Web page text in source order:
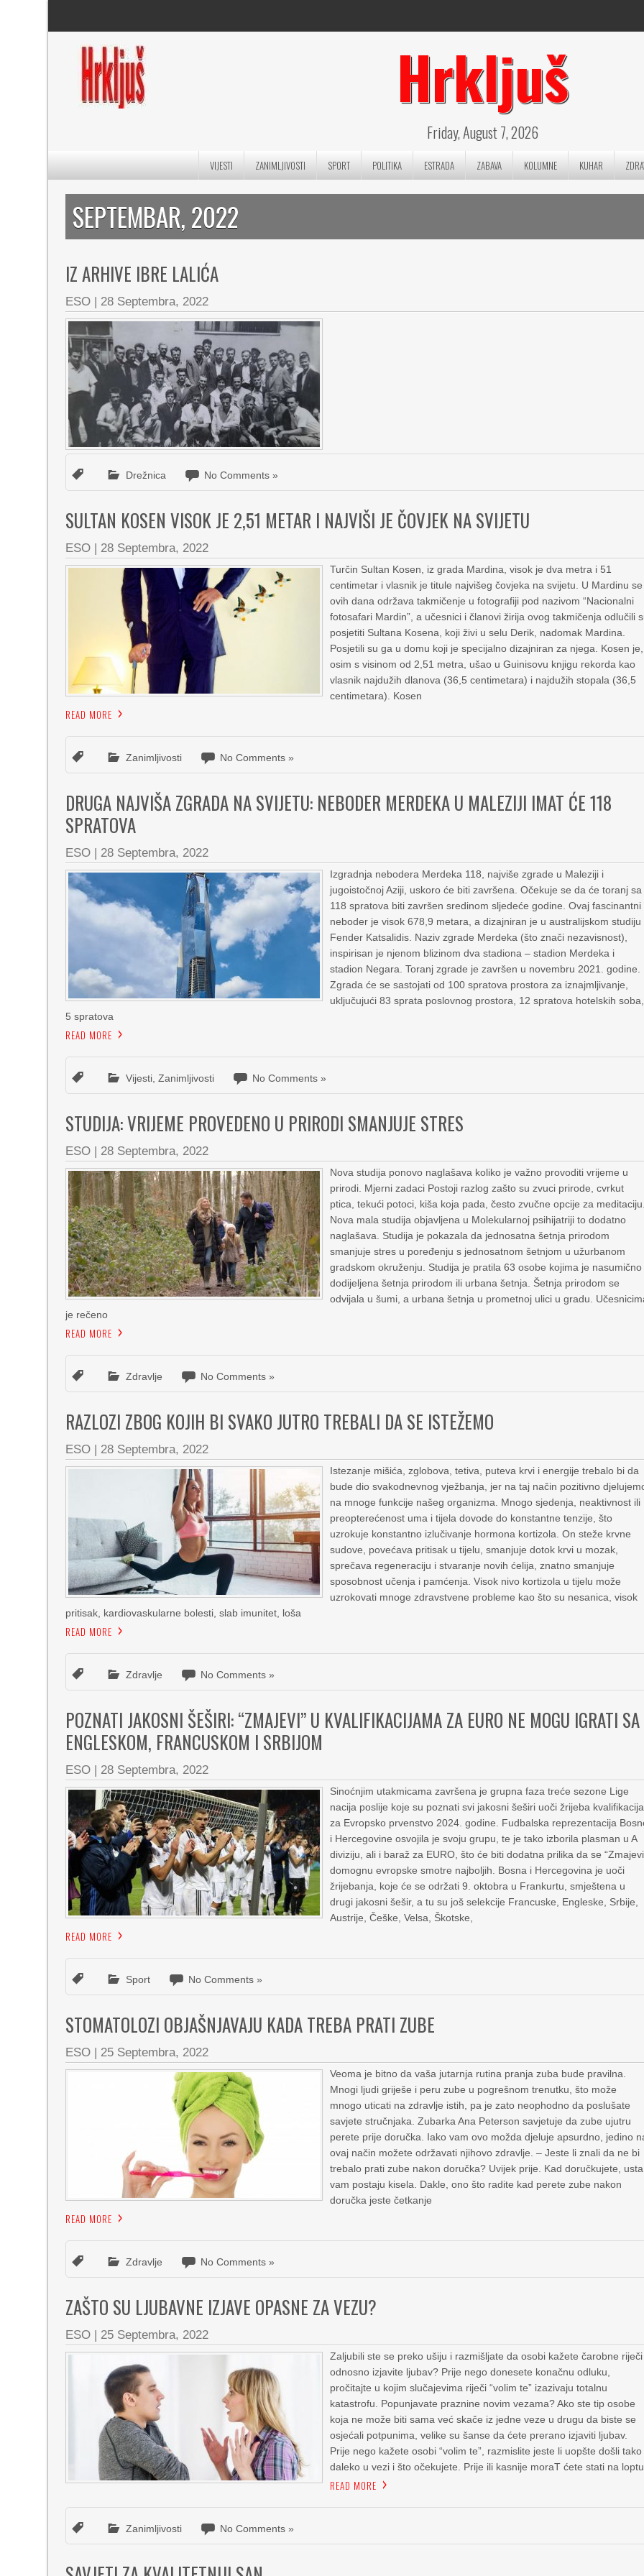
Hrkljuš
Friday, August 7, 2026
VIJESTI ZANIMLJIVOSTI SPORT POLITIKA ESTRADA ZABAVA KOLUMNE KUHAR
SEPTEMBAR, 2022
IZ ARHIVE IBRE LALIĆA
ESO | 28 Septembra, 2022
Drežnica No Comments »
SULTAN KOSEN VISOK JE 2,51 METAR I NAJVIŠI JE ČOVJEK NA SVIJETU
ESO | 28 Septembra, 2022
Turčin Sultan Kosen, iz grada Mardina, visok je dva metra i 51
centimetar i vlasnik je titule najvišeg čovjeka na svijetu. U Mardinu se
ovih dana održava takmičenje u fotografiji pod nazivom “Nacionalni
fotosafari Mardin”, a učesnici i članovi žirija ovog takmičenja odlučili
posjetiti Sultana Kosena, koji živi u selu Derik, nadomak Mardina.
Posjetili su ga u domu koji je specijalno dizajniran za njega. Kosen je,
osim s visinom od 2,51 metra, ušao u Guinisovu knjigu rekorda kao
vlasnik najdužih dlanova (36,5 centimetara) i najdužih stopala (36,5
centimetara). Kosen
READ MORE
Zanimljivosti No Comments »
DRUGA NAJVIŠA ZGRADA NA SVIJETU: NEBODER MERDEKA U MALEZIJI IMAT ĆE 118
SPRATOVA
ESO | 28 Septembra, 2022
Izgradnja nebodera Merdeka 118, najviše zgrade u Maleziji i
jugoistočnoj Aziji, uskoro će biti završena. Očekuje se da će toranj sa
118 spratova biti završen sredinom sljedeće godine. Ovaj fascinantni
neboder je visok 678,9 metara, a dizajniran je u australijskom studiju
Fender Katsalidis. Naziv zgrade Merdeka (što znači nezavisnost),
inspirisan je njenom blizinom dva stadiona – stadion Merdeka i
stadion Negara. Toranj zgrade je završen u novembru 2021. godine.
Zgrada će se sastojati od 100 spratova prostora za iznajmljivanje,
uključujući 83 sprata poslovnog prostora, 12 spratova hotelskih soba,
5 spratova
READ MORE
Vijesti ,Zanimljivosti No Comments »
STUDIJA: VRIJEME PROVEDENO U PRIRODI SMANJUJE STRES
ESO | 28 Septembra, 2022
Nova studija ponovo naglašava koliko je važno provoditi vrijeme u
prirodi. Mjerni zadaci Postoji razlog zašto su zvuci prirode, cvrkut
ptica, tekući potoci, kiša koja pada, često zvučne opcije za
Nova mala studija objavljena u Molekularnoj psihijatriji to dodatno
naglašava. Studija je pokazala da jednosatna šetnja prirodom
smanjuje stres u poređenju s jednosatnom šetnjom u užurbanom
gradskom okruženju. Studija je pratila 63 osobe kojima je nasumično
dodijeljena šetnja prirodom ili urbana šetnja. Šetnja prirodom se
odvijala u šumi, a urbana šetnja u prometnoj ulici u gradu.
je rečeno
READ MORE
Zdravlje No Comments »
RAZLOZI ZBOG KOJIH BI SVAKO JUTRO TREBALI DA SE ISTEŽEMO
ESO | 28 Septembra, 2022
Istezanje mišića, zglobova, tetiva, puteva krvi i energije trebalo bi da
bude dio svakodnevnog vježbanja, jer na taj način pozitivno
na mnoge funkcije našeg organizma. Mnogo sjedenja, neaktivnost ili
preopterećenost uma i tijela dovode do konstantne tenzije, što
uzrokuje konstantno izlučivanje hormona kortizola. On steže krvne
sudove, povećava pritisak u tijelu, smanjuje dotok krvi u mozak,
sprečava regeneraciju i stvaranje novih ćelija, znatno smanjuje
sposobnost učenja i pamćenja. Visok nivo kortizola u tijelu može
uzrokovati mnoge zdravstvene probleme kao što su nesanica, visok
pritisak, kardiovaskularne bolesti, slab imunitet, loša
READ MORE
Zdravlje No Comments »
POZNATI JAKOSNI ŠEŠIRI: “ZMAJEVI” U KVALIFIKACIJAMA ZA EURO NE MOGU IGRATI SA
ENGLESKOM, FRANCUSKOM I SRBIJOM
ESO | 28 Septembra, 2022
Sinoćnjim utakmicama završena je grupna faza treće sezone Lige
nacija poslije koje su poznati svi jakosni šeširi uoči žrijeba kvalifikacija
za Evropsko prvenstvo 2024. godine. Fudbalska reprezentacija
i Hercegovine osvojila je svoju grupu, te je tako izborila plasman u A
diviziju, ali i baraž za EURO, što će biti dodatna prilika da se
domognu evropske smotre najboljih. Bosna i Hercegovina je uoči
žrijebanja, koje će se održati 9. oktobra u Frankurtu, smještena u
drugi jakosni šešir, a tu su još selekcije Francuske, Engleske, Srbije,
Austrije, Češke, Velsa, Škotske,
READ MORE
Sport No Comments »
STOMATOLOZI OBJAŠNJAVAJU KADA TREBA PRATI ZUBE
ESO | 25 Septembra, 2022
Veoma je bitno da vaša jutarnja rutina pranja zuba bude pravilna.
Mnogi ljudi griješe i peru zube u pogrešnom trenutku, što može
mnogo uticati na zdravlje istih, pa je zato neophodno da poslušate
savjete stručnjaka. Zubarka Ana Peterson savjetuje da zube ujutru
perete prije doručka. Iako vam ovo možda djeluje apsurdno, jedino
ovaj način možete održavati njihovo zdravlje. – Jeste li znali da ne bi
trebalo prati zube nakon doručka? Uvijek prije. Kad doručkujete, usta
vam postaju kisela. Dakle, ono što radite kad perete zube nakon
doručka jeste četkanje
READ MORE
Zdravlje No Comments »
ZAŠTO SU LJUBAVNE IZJAVE OPASNE ZA VEZU?
ESO | 25 Septembra, 2022
Zaljubili ste se preko ušiju i razmišljate da osobi kažete čarobne riječi
odnosno izjavite ljubav? Prije nego donesete konačnu odluku,
pročitajte u kojim slučajevima riječi “volim te” izazivaju totalnu
katastrofu. Popunjavate praznine novim vezama? Ako ste tip osobe
koja ne može biti sama već skače iz jedne veze u drugu da biste se
osjećali potpunima, velike su šanse da ćete prerano izjaviti ljubav.
Prije nego kažete osobi “volim te”, razmislite jeste li uopšte došli tako
daleko u vezi i što očekujete. Prije ili kasnije moraT ćete stati na
READ MORE
Zanimljivosti No Comments »